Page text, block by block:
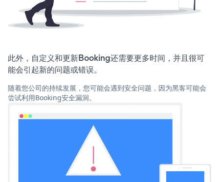
此外，自定义和更新Booking还需要更多时间，并且很可
能会引起新的问题或错误。
随着您公司的持续发展，您可能会遇到安全问题，因为黑客可能会
尝试利用Booking安全漏洞。